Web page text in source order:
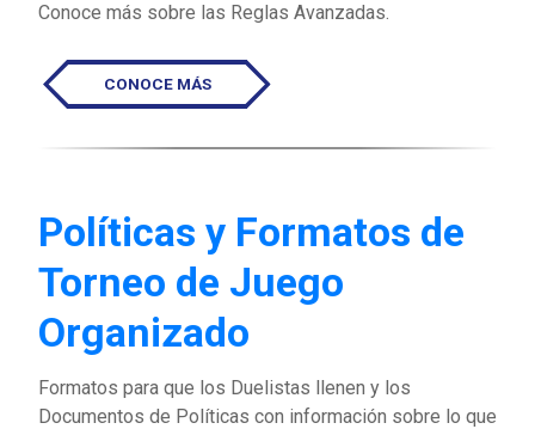
Conoce más sobre las Reglas Avanzadas.
CONOCE MÁS
Políticas y Formatos de
Torneo de Juego
Organizado
Formatos para que los Duelistas llenen y los
Documentos de Políticas con información sobre lo que